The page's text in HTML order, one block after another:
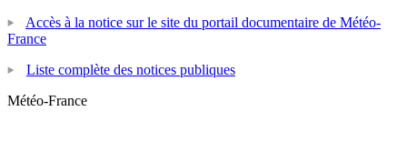
Accès à la notice sur le site du portail documentaire de Météo-
France
Liste complète des notices publiques
Météo-France